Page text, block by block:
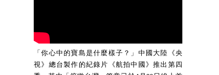
「你心中的寶島是什麼樣子？」中國大陸《央
視》總台製作的紀錄片《航拍中國》推出第四